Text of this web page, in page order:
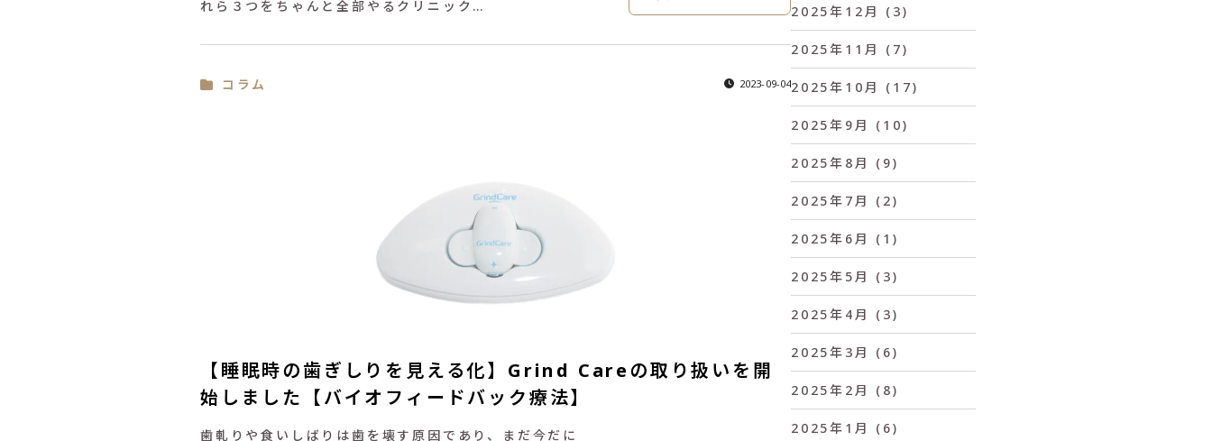
れら３つをちゃんと全部やるクリニック…
コラム 2023-09-04
【睡眠時の歯ぎしりを見える化】Grind Careの取り扱いを開
始しました【バイオフィードバック療法】
歯軋りや食いしばりは歯を壊す原因であり、まだ今だに
2025年12月 (3)
2025年11月 (7)
2025年10月 (17)
2025年9月 (10)
2025年8月 (9)
2025年7月 (2)
2025年6月 (1)
2025年5月 (3)
2025年4月 (3)
2025年3月 (6)
2025年2月 (8)
2025年1月 (6)